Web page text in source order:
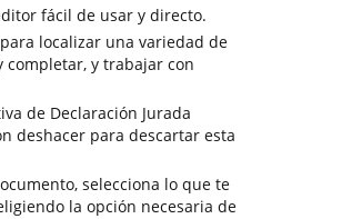
fácil de usar y directo.
localizar una variedad de
y trabajar con
de Declaración Jurada
deshacer para descartar esta
selecciona lo que te
la opción necesaria de